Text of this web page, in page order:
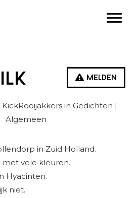
Melden
KickRooijakkers in Gedichten |
Algemeen
in Zuid Holland.
vele kleuren.
Hyacinten.
niet.